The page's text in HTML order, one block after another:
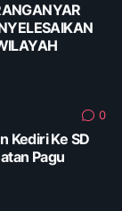
0
Kediri Ke SD
Pagu